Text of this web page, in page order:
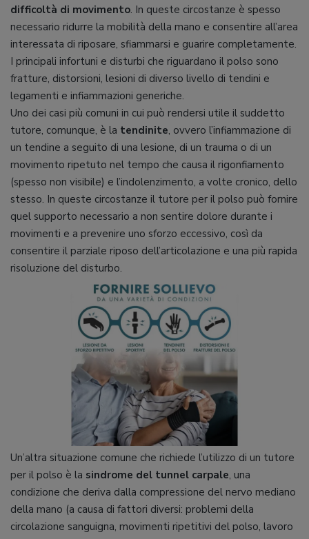
difficoltà di movimento. In queste circostanze è spesso
necessario ridurre la mobilità della mano e consentire all’area
interessata di riposare, sfiammarsi e guarire completamente.
I principali infortuni e disturbi che riguardano il polso sono
fratture, distorsioni, lesioni di diverso livello di tendini e
legamenti e infiammazioni generiche.
Uno dei casi più comuni in cui può rendersi utile il suddetto
tutore, comunque, è la tendinite, ovvero l’infiammazione di
un tendine a seguito di una lesione, di un trauma o di un
movimento ripetuto nel tempo che causa il rigonfiamento
(spesso non visibile) e l’indolenzimento, a volte cronico, dello
stesso. In queste circostanze il tutore per il polso può fornire
quel supporto necessario a non sentire dolore durante i
movimenti e a prevenire uno sforzo eccessivo, così da
consentire il parziale riposo dell’articolazione e una più rapida
risoluzione del disturbo.
Un’altra situazione comune che richiede l’utilizzo di un tutore
per il polso è la sindrome del tunnel carpale, una
condizione che deriva dalla compressione del nervo mediano
della mano (a causa di fattori diversi: problemi della
circolazione sanguigna, movimenti ripetitivi del polso, lavoro